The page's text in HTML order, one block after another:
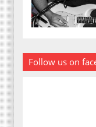
Follow us on